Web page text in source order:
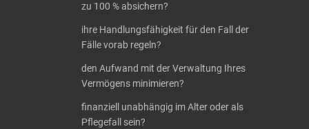
zu 100 % absichern?
ihre Handlungsfähigkeit für den Fall der
Fälle vorab regeln?
den Aufwand mit der Verwaltung Ihres
Vermögens minimieren?
finanziell unabhängig im Alter oder als
Pflegefall sein?